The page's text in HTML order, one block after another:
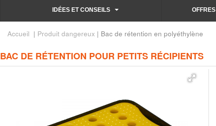
IDÉES ET CONSEILS OFFRES
Accueil | Produit dangereux | Bac de rétention en polyéthylène
BAC DE RÉTENTION POUR PETITS RÉCIPIENTS